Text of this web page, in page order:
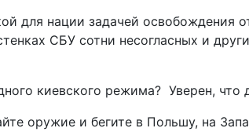
для нации задачей
СБУ сотни несогласных и
киевского режима? Уверен, что
оружие и бегите в Польшу, на